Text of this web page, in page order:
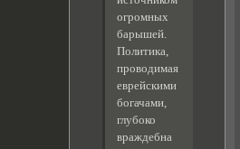
огромных
барышей.
Политика,
проводимая
еврейскими
богачами,
глубоко
враждебна